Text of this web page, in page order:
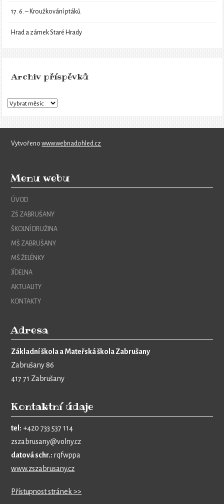
17. 6. – Kroužkování ptáků
Hrad a zámek Staré Hrady
Archiv příspěvků
Vytvořenowww.webnadohled.cz
Menu webu
ÚVOD
ZŠ ZABRUŠANY
ŠKOLNÍ DRUŽINA
MŠ ZABRUŠANY
MŠ ŽELÉNKY
JÍDELNA
AKTUALITY
KONTAKTY
Adresa
Základní škola a Mateřská škola Zabrušany
Zabrušany 86
417 71 Zabrušany
Kontaktní údaje
tel: +420 733 537 114
zszabrusany@volny.cz
datová schr.: rqfwppa
www.zszabrusany.cz
Přístupnost stránek >>